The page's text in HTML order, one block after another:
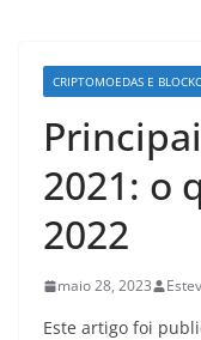
CRIPTOMOEDAS E
2021: o
2022
maio 28, 2023
Este artigo foi